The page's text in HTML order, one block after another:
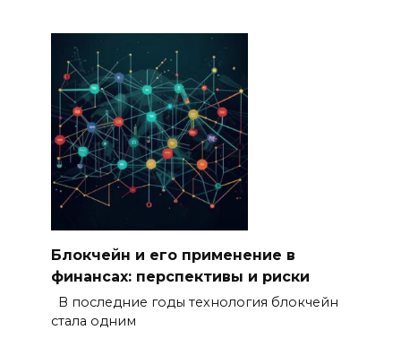
Блокчейн и его применение в
финансах: перспективы и риски
В последние годы технология блокчейн
стала одним